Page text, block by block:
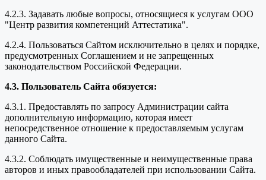
4.2.3. Задавать любые вопросы, относящиеся к услугам ООО
"Центр развития компетенций Аттестатика".
4.2.4. Пользоваться Сайтом исключительно в целях и порядке,
предусмотренных Соглашением и не запрещенных
законодательством Российской Федерации.
4.3. Пользователь Сайта обязуется:
4.3.1. Предоставлять по запросу Администрации сайта
дополнительную информацию, которая имеет
непосредственное отношение к предоставляемым услугам
данного Сайта.
4.3.2. Соблюдать имущественные и неимущественные права
авторов и иных правообладателей при использовании Сайта.